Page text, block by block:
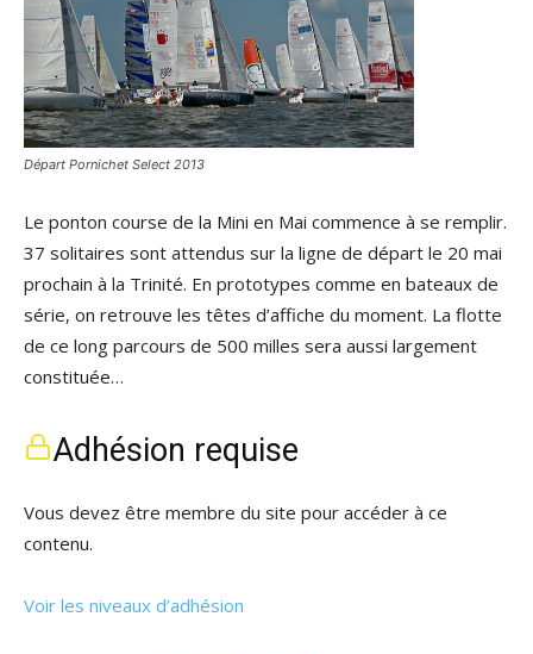
Départ Pornichet Select 2013
Le ponton course de la Mini en Mai commence à se remplir.
37 solitaires sont attendus sur la ligne de départ le 20 mai
prochain à la Trinité. En prototypes comme en bateaux de
série, on retrouve les têtes d’affiche du moment. La flotte
de ce long parcours de 500 milles sera aussi largement
constituée…
Adhésion requise
Vous devez être membre du site pour accéder à ce
contenu.
Voir les niveaux d’adhésion